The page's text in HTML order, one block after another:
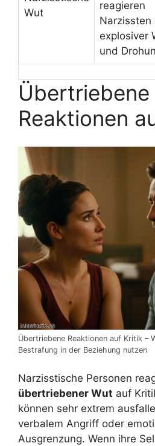
Wut
reagieren
explosiver
und
Übertriebene
Reaktionen
Übertriebene Reaktionen auf Kritik –
Bestrafung in der Beziehung nutzen
Narzisstische Personen
übertriebener Wut auf
können sehr extrem
verbalem Angriff oder
Ausgrenzung. Wenn ihre